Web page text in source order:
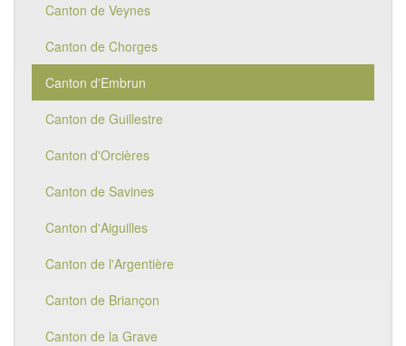
Canton de Veynes
Canton de Chorges
Canton d'Embrun
Canton de Guillestre
Canton d'Orcières
Canton de Savines
Canton d'Aiguilles
Canton de l'Argentière
Canton de Briançon
Canton de la Grave